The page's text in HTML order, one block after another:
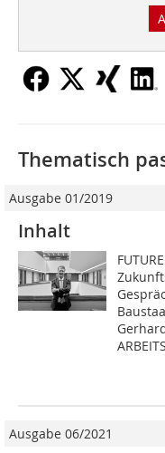
Thematisch
Ausgabe 01/2019
Inhalt
Ausgabe 06/2021